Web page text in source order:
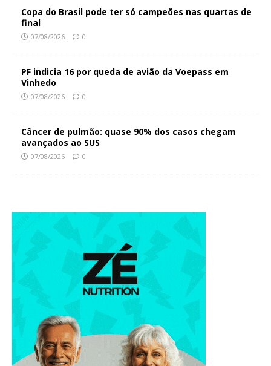
Copa do Brasil pode ter só campeões nas quartas de
final
07/08/2026 0
PF indicia 16 por queda de avião da Voepass em
Vinhedo
07/08/2026 0
Câncer de pulmão: quase 90% dos casos chegam
avançados ao SUS
07/08/2026 0